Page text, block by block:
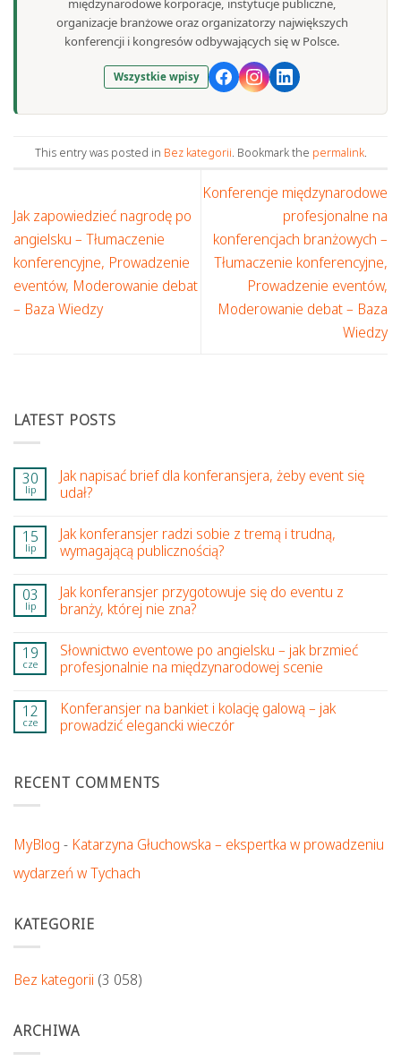
międzynarodowe korporacje, instytucje publiczne,
organizacje branżowe oraz organizatorzy największych
konferencji i kongresów odbywających się w Polsce.
Wszystkie wpisy
This entry was posted in Bez kategorii. Bookmark the permalink.
Jak zapowiedzieć nagrodę po
angielsku – Tłumaczenie
konferencyjne, Prowadzenie
eventów, Moderowanie debat
– Baza Wiedzy
Konferencje międzynarodowe
profesjonalne na
konferencjach branżowych –
Tłumaczenie konferencyjne,
Prowadzenie eventów,
Moderowanie debat – Baza
Wiedzy
LATEST POSTS
30
lip
Jak napisać brief dla konferansjera, żeby event się
udał?
15
lip
Jak konferansjer radzi sobie z tremą i trudną,
wymagającą publicznością?
03
lip
Jak konferansjer przygotowuje się do eventu z
branży, której nie zna?
19
cze
Słownictwo eventowe po angielsku – jak brzmieć
profesjonalnie na międzynarodowej scenie
12
cze
Konferansjer na bankiet i kolację galową – jak
prowadzić elegancki wieczór
RECENT COMMENTS
MyBlog - Katarzyna Głuchowska – ekspertka w prowadzeniu
wydarzeń w Tychach
KATEGORIE
Bez kategorii (3 058)
ARCHIWA